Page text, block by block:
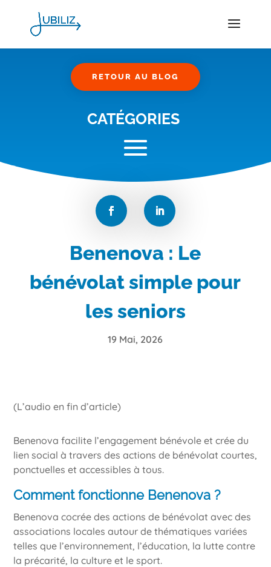
RETOUR AU BLOG
CATÉGORIES
Benenova : Le
bénévolat simple pour
les seniors
19 Mai, 2026
(L’audio en fin d’article)
Benenova facilite l’engagement bénévole et crée du
lien social à travers des actions de bénévolat courtes,
ponctuelles et accessibles à tous.
Comment fonctionne Benenova ?
Benenova cocrée des actions de bénévolat avec des
associations locales autour de thématiques variées
telles que l’environnement, l’éducation, la lutte contre
la précarité, la culture et le sport.